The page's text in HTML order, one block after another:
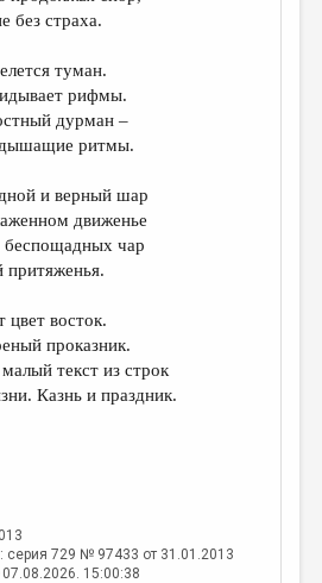
без страха.
туман.
рифмы.
дурман –
дышащие ритмы.
и верный шар
движенье
беспощадных чар
притяженья.
цвет восток.
проказник.
текст из строк
Казнь и праздник.
серия 729 № 97433 от 31.01.2013
07.08.2026. 15:00:38